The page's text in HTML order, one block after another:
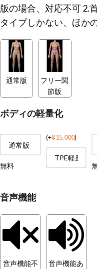
版の場合、対応不可 2.
タイプしかない、ほか
通常版
フリー関
節版
ボディの軽量化
無料
(+¥15,000)
音声機能
音声機能不
音声機能あ